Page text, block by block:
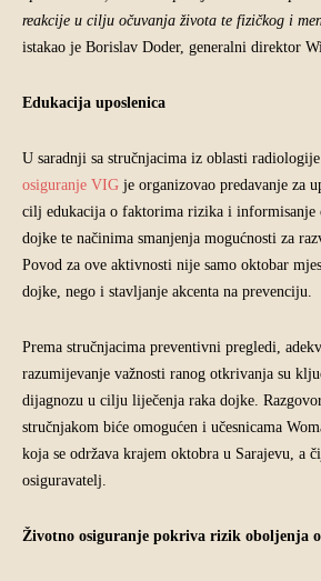
reakcije u cilju očuvanja života te fizičkog i
istakao je Borislav Doder, generalni direktor
Edukacija uposlenica
U saradnji sa stručnjacima iz oblasti
osiguranje VIG je organizovao predavanje za
cilj edukacija o faktorima rizika i informisanje
dojke te načinima smanjenja mogućnosti za
Povod za ove aktivnosti nije samo oktobar
dojke, nego i stavljanje akcenta na prevenciju.
Prema stručnjacima preventivni pregledi,
razumijevanje važnosti ranog otkrivanja su
dijagnozu u cilju liječenja raka dojke.
stručnjakom biće omogućen i učesnicama
koja se održava krajem oktobra u Sarajevu, a
osiguravatelj.
Životno osiguranje pokriva rizik oboljenja